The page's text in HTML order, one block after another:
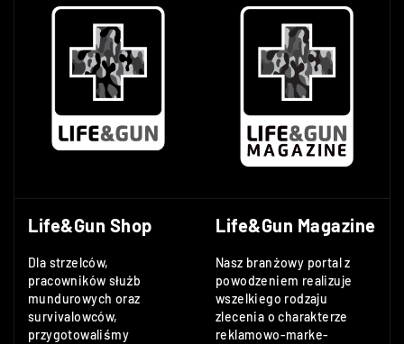
Life&Gun Shop
Dla strzelców,
pracowników służb
mundurowych oraz
survivalowców,
przygotowaliśmy
Life&Gun Magazine
Nasz branżowy portal z
powodzeniem realizuje
wszelkiego rodzaju
zlecenia o charakterze
reklamowo-marke-